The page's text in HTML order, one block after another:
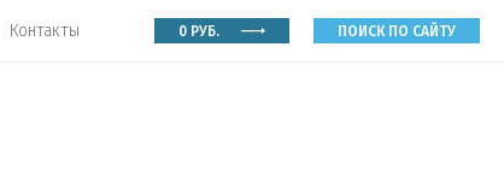
Контакты 0 РУБ. ПОИСК ПО САЙТУ